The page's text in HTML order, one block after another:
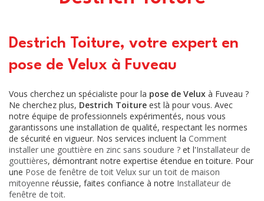
Destrich Toiture, votre expert en
pose de Velux à Fuveau
Vous cherchez un spécialiste pour la pose de Velux à Fuveau ?
Ne cherchez plus, Destrich Toiture est là pour vous. Avec
notre équipe de professionnels expérimentés, nous vous
garantissons une installation de qualité, respectant les normes
de sécurité en vigueur. Nos services incluent la Comment
installer une gouttière en zinc sans soudure ? et l'Installateur de
gouttières, démontrant notre expertise étendue en toiture. Pour
une Pose de fenêtre de toit Velux sur un toit de maison
mitoyenne réussie, faites confiance à notre Installateur de
fenêtre de toit.